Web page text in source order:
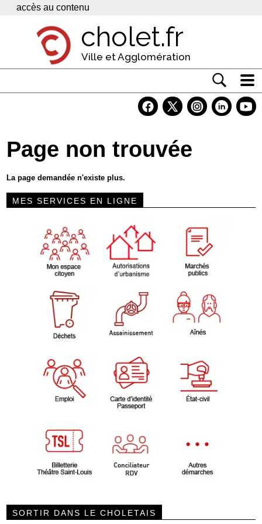
Panneau de gestion des cookies
accès au contenu
cholet.fr
Ville et Agglomération
Economie
Services
Contacts
Page non trouvée
La page demandée n'existe plus.
MES SERVICES EN LIGNE
SORTIR DANS LE CHOLETAIS